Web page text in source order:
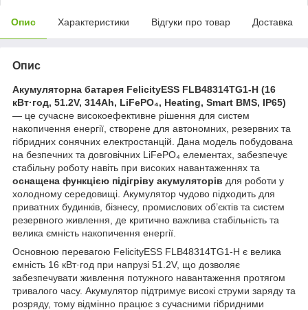
Опис Характеристики Відгуки про товар Доставка
Опис
Акумуляторна батарея FelicityESS FLB48314TG1-H (16
кВт·год, 51.2V, 314Ah, LiFePO₄, Heating, Smart BMS, IP65)
— це сучасне високоефективне рішення для систем
накопичення енергії, створене для автономних, резервних та
гібридних сонячних електростанцій. Дана модель побудована
на безпечних та довговічних LiFePO₄ елементах, забезпечує
стабільну роботу навіть при високих навантаженнях та
оснащена функцією підігріву акумуляторів для роботи у
холодному середовищі. Акумулятор чудово підходить для
приватних будинків, бізнесу, промислових об’єктів та систем
резервного живлення, де критично важлива стабільність та
велика ємність накопичення енергії.
Основною перевагою FelicityESS FLB48314TG1-H є велика
ємність 16 кВт·год при напрузі 51.2V, що дозволяє
забезпечувати живлення потужного навантаження протягом
тривалого часу. Акумулятор підтримує високі струми заряду та
розряду, тому відмінно працює з сучасними гібридними